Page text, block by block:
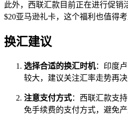
此外，西联汇款目前正在进行促销
$20亚马逊礼卡，这个福利也值得考
换汇建议
选择合适的换汇时机：印度
较大，建议关注汇率走势再决
注意支付方式：西联汇款支
免手续费的支付方式，避免产